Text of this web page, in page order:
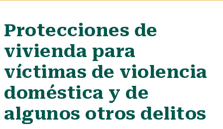
Protecciones de
vivienda para
víctimas de violencia
doméstica y de
algunos otros delitos